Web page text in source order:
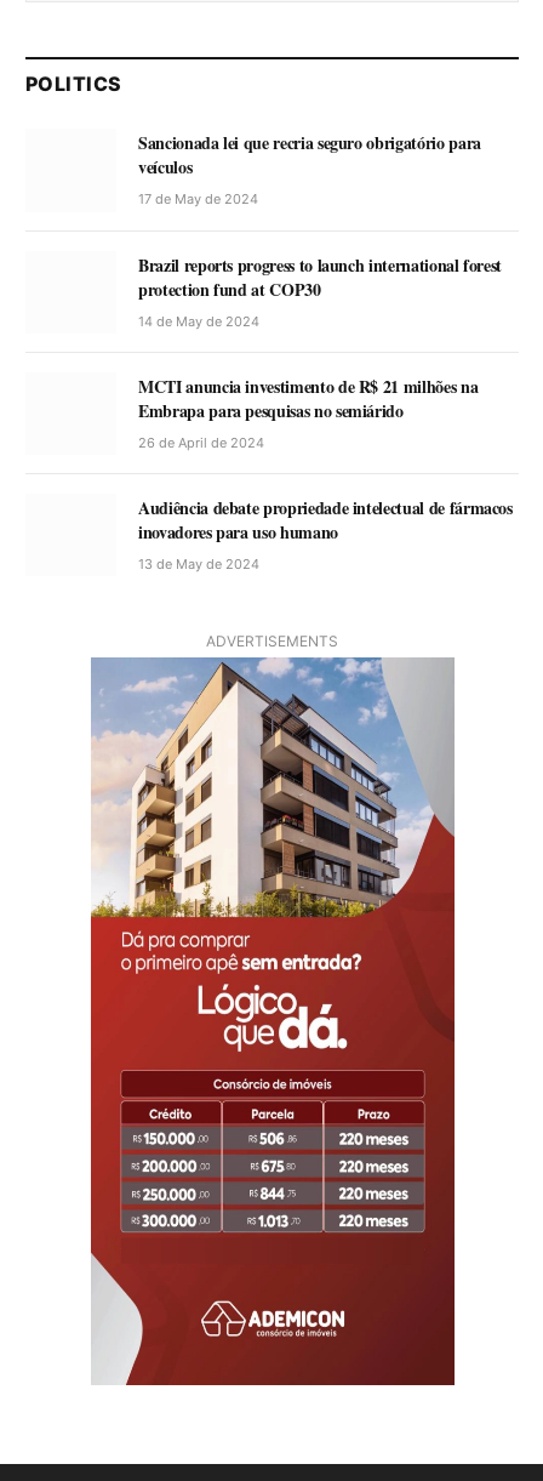
POLITICS
Sancionada lei que recria seguro obrigatório para
veículos
17 de May de 2024
Brazil reports progress to launch international forest
protection fund at COP30
14 de May de 2024
MCTI anuncia investimento de R$ 21 milhões na
Embrapa para pesquisas no semiárido
26 de April de 2024
Audiência debate propriedade intelectual de fármacos
inovadores para uso humano
13 de May de 2024
ADVERTISEMENTS